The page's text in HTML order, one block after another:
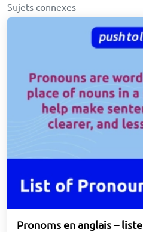
Sujets connexes
Pronoms en anglais – liste